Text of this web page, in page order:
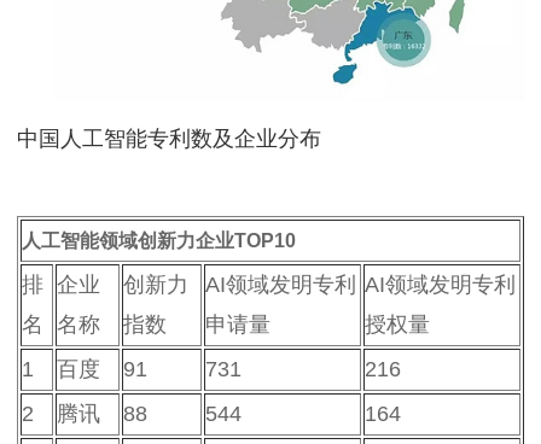
中国人工智能专利数及企业分布
人工智能领域创新力企业TOP10
排
名
企业
名称
创新力
指数
AI领域发明专利
申请量
AI领域发明专利
授权量
1
百度 91 731
216
2
腾讯 88 544 164